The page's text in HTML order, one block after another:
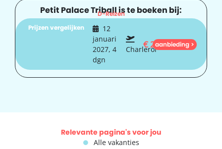
Petit Palace Triball is te boeken bij:
D-Reizen
Prijzen vergelijken
12
januari
2027, 4
dgn
Charleroi
€ 283
aanbieding >
Relevante pagina's voor jou
Alle vakanties